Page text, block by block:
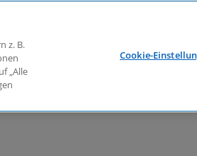
Global
z. B.
„Alle
Cookie-